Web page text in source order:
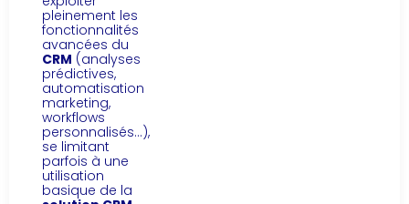
pleinement les
fonctionnalités
avancées du
CRM (analyses
prédictives,
automatisation
marketing,
workflows
personnalisés…),
se limitant
parfois à une
utilisation
basique de la